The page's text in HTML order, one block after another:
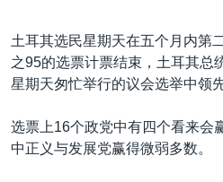
重要讲话与声明
台海两岸关系
关注西藏
其他语言网站
土耳其选民星期天在五个月内第
之95的选票计票结束，土耳其总
星期天匆忙举行的议会选举中领先
选票上16个政党中有四个看来会
中正义与发展党赢得微弱多数。